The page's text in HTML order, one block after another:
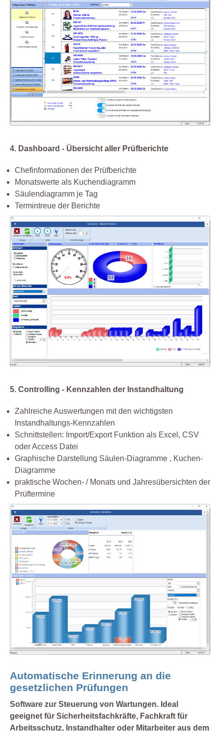
4. Dashboard - Übersicht aller Prüfberichte
Chefinformationen der Prüfberichte
Monatswerte als Kuchendiagramm
Säulendiagramm je Tag
Termintreue der Berichte
5. Controlling - Kennzahlen der Instandhaltung
Zahlreiche Auswertungen mit den wichtigsten
Instandhaltungs-Kennzahlen
Schnittstellen: Import/Export Funktion als Excel, CSV
oder Access Datei
Graphische Darstellung Säulen-Diagramme , Kuchen-
Diagramme
praktische Wochen- / Monats und Jahresübersichten der
Prüftermine
Automatische Erinnerung an die
gesetzlichen Prüfungen
Software zur Steuerung von Wartungen. Ideal
geeignet für Sicherheitsfachkräfte, Fachkraft für
Arbeitsschutz, Instandhalter oder Mitarbeiter aus dem